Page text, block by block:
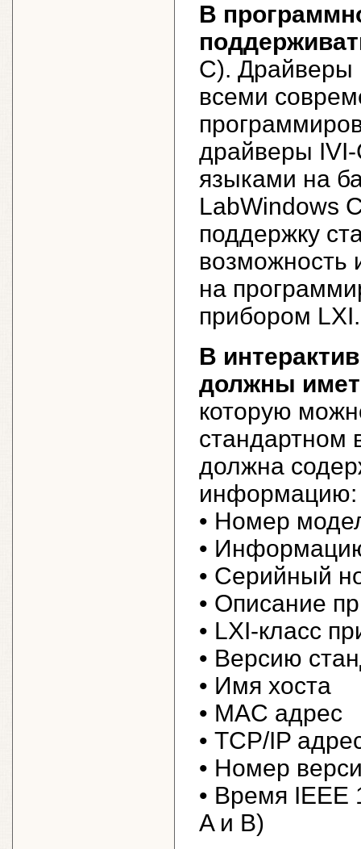
В
C). Драйверы
всеми
драйверы
языками на
LabWindows
поддержку
возможность
на
прибором LXI.
В
должны
которую
стандартном
должна
информацию:
• Номер
•
• Серийный
• Описание
• LXI-класс
• Версию
• Имя хоста
• MAC адрес
• TCP/IP
• Номер
• Время IEEE
A и B)